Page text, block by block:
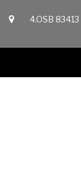
4.OSB